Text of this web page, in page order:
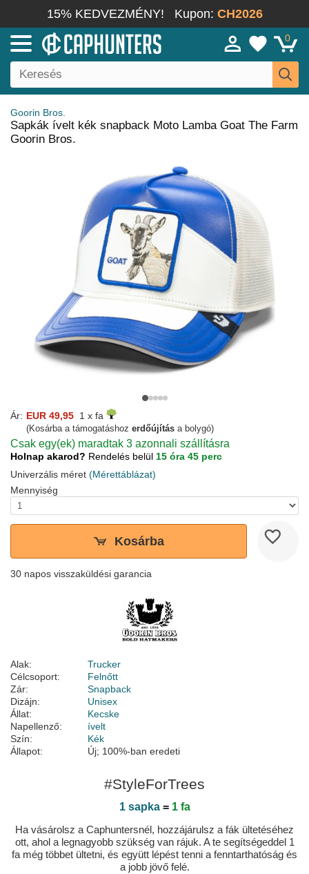
15% KEDVEZMÉNY! Kupon: CH2026
0
Goorin Bros.
Sapkák ívelt kék snapback Moto Lamba Goat The Farm
Goorin Bros.
Ár: EUR 49,95 1 x fa
(Kosárba a támogatáshoz erdőújítás a bolygó)
Csak egy(ek) maradtak 3 azonnali szállításra
Holnap akarod? Rendelés belül 15 óra 45 perc
Univerzális méret (Mérettáblázat)
Mennyiség
Kosárba
30 napos visszaküldési garancia
Alak:
Trucker
Célcsoport:
Felnőtt
Zár:
Snapback
Dizájn:
Unisex
Állat:
Kecske
Napellenző:
ívelt
Szín:
Kék
Állapot:
Új; 100%-ban eredeti
#StyleForTrees
1 sapka= 1 fa
Ha vásárolsz a Caphuntersnél, hozzájárulsz a fák ültetéséhez
ott, ahol a legnagyobb szükség van rájuk. A te segítségeddel 1
fa még többet ültetni, és együtt lépést tenni a fenntarthatóság és
a jobb jövő felé.